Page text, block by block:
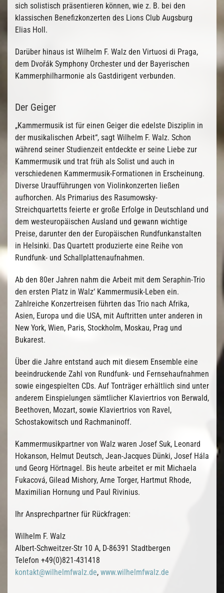
sich solistisch präsentieren können, wie z. B. bei den
klassischen Benefizkonzerten des Lions Club Augsburg
Elias Holl.
Darüber hinaus ist Wilhelm F. Walz den Virtuosi di Praga,
dem Dvořák Symphony Orchester und der Bayerischen
Kammerphilharmonie als Gastdirigent verbunden.
Der Geiger
„Kammermusik ist für einen Geiger die edelste Disziplin in
der musikalischen Arbeit“, sagt Wilhelm F. Walz. Schon
während seiner Studienzeit entdeckte er seine Liebe zur
Kammermusik und trat früh als Solist und auch in
verschiedenen Kammermusik-Formationen in Erscheinung.
Diverse Uraufführungen von Violinkonzerten ließen
aufhorchen. Als Primarius des Rasumowsky-
Streichquartetts feierte er große Erfolge in Deutschland und
dem westeuropäischen Ausland und gewann wichtige
Preise, darunter den der Europäischen Rundfunkanstalten
in Helsinki. Das Quartett produzierte eine Reihe von
Rundfunk- und Schallplattenaufnahmen.
Ab den 80er Jahren nahm die Arbeit mit dem Seraphin-Trio
den ersten Platz in Walz‘ Kammermusik-Leben ein.
Zahlreiche Konzertreisen führten das Trio nach Afrika,
Asien, Europa und die USA, mit Auftritten unter anderen in
New York, Wien, Paris, Stockholm, Moskau, Prag und
Bukarest.
Über die Jahre entstand auch mit diesem Ensemble eine
beeindruckende Zahl von Rundfunk- und Fernsehaufnahmen
sowie eingespielten CDs. Auf Tonträger erhältlich sind unter
anderem Einspielungen sämtlicher Klaviertrios von Berwald,
Beethoven, Mozart, sowie Klaviertrios von Ravel,
Schostakowitsch und Rachmaninoff.
Kammermusikpartner von Walz waren Josef Suk, Leonard
Hokanson, Helmut Deutsch, Jean-Jacques Dünki, Josef Hála
und Georg Hörtnagel. Bis heute arbeitet er mit Michaela
Fukacová, Gilead Mishory, Arne Torger, Hartmut Rhode,
Maximilian Hornung und Paul Rivinius.
Ihr Ansprechpartner für Rückfragen:
Wilhelm F. Walz
Albert-Schweitzer-Str 10 A, D-86391 Stadtbergen
Telefon +49(0)821-431418
kontakt@wilhelmfwalz.de, www.wilhelmfwalz.de